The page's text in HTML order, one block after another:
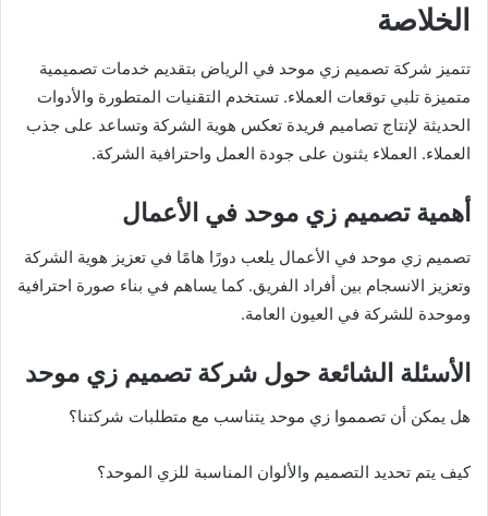
الخلاصة
تتميز شركة تصميم زي موحد في الرياض بتقديم خدمات تصميمية
متميزة تلبي توقعات العملاء. تستخدم التقنيات المتطورة والأدوات
الحديثة لإنتاج تصاميم فريدة تعكس هوية الشركة وتساعد على جذب
العملاء. العملاء يثنون على جودة العمل واحترافية الشركة.
أهمية تصميم زي موحد في الأعمال
تصميم زي موحد في الأعمال يلعب دورًا هامًا في تعزيز هوية الشركة
وتعزيز الانسجام بين أفراد الفريق. كما يساهم في بناء صورة احترافية
وموحدة للشركة في العيون العامة.
الأسئلة الشائعة حول شركة تصميم زي موحد
هل يمكن أن تصمموا زي موحد يتناسب مع متطلبات شركتنا؟
كيف يتم تحديد التصميم والألوان المناسبة للزي الموحد؟